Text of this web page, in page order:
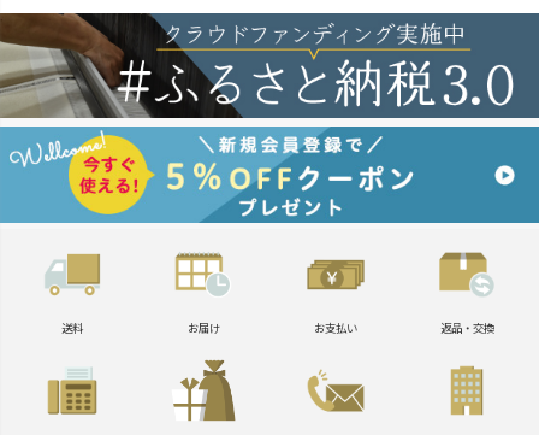
送料 お届け お支払い 返品・交換